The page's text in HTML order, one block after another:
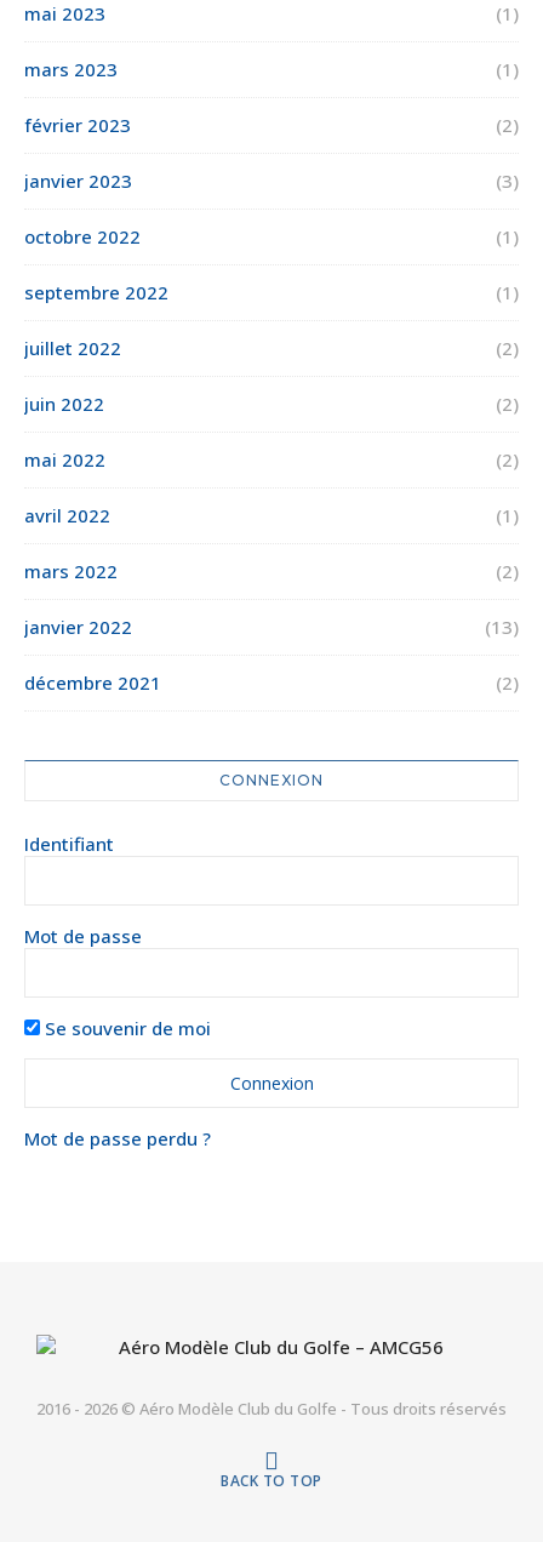
mai 2023 (1)
mars 2023 (1)
février 2023 (2)
janvier 2023 (3)
octobre 2022 (1)
septembre 2022 (1)
juillet 2022 (2)
juin 2022 (2)
mai 2022 (2)
avril 2022 (1)
mars 2022 (2)
janvier 2022 (13)
décembre 2021 (2)
CONNEXION
Identifiant
Mot de passe
Se souvenir de moi
Mot de passe perdu ?
2016 - 2026 © Aéro Modèle Club du Golfe - Tous droits réservés
BACK TO TOP